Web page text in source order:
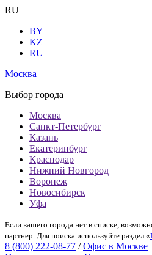
RU
BY
KZ
RU
Москва
Выбор города
Москва
Санкт-Петербург
Казань
Екатеринбург
Краснодар
Нижний Новгород
Воронеж
Новосибирск
Уфа
Если вашего города нет в списке,
партнер. Для поиска используйте раздел «
8 (800) 222-08-77 / Офис в Москве